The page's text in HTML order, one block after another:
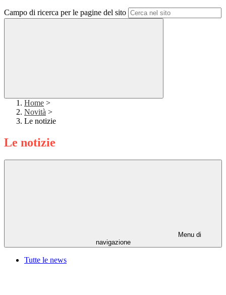
Campo di ricerca per le pagine del sito
Home >
Novità >
Le notizie
Le notizie
Menu di
navigazione
Tutte le news